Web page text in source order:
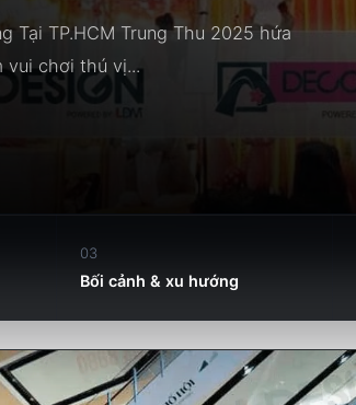
Tại TP.HCM Trung Thu 2025 hứa
vui chơi thú vị...
03
Bối cảnh & xu hướng